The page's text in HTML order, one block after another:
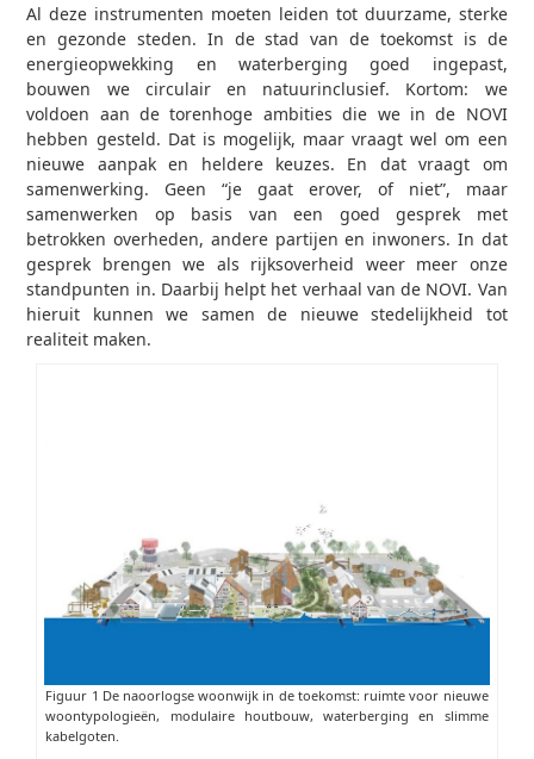
Al deze instrumenten moeten leiden tot duurzame, sterke
en gezonde steden. In de stad van de toekomst is de
energieopwekking en waterberging goed ingepast,
bouwen we circulair en natuurinclusief. Kortom: we
voldoen aan de torenhoge ambities die we in de NOVI
hebben gesteld. Dat is mogelijk, maar vraagt wel om een
nieuwe aanpak en heldere keuzes. En dat vraagt om
samenwerking. Geen “je gaat erover, of niet”, maar
samenwerken op basis van een goed gesprek met
betrokken overheden, andere partijen en inwoners. In dat
gesprek brengen we als rijksoverheid weer meer onze
standpunten in. Daarbij helpt het verhaal van de NOVI. Van
hieruit kunnen we samen de nieuwe stedelijkheid tot
realiteit maken.
Figuur 1 De naoorlogse woonwijk in de toekomst: ruimte voor nieuwe
woontypologieën, modulaire houtbouw, waterberging en slimme
kabelgoten.